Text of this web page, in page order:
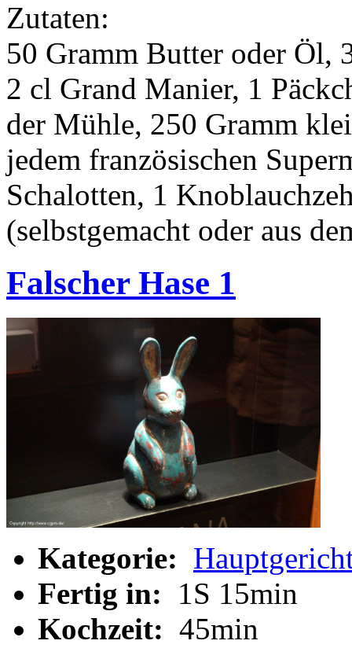
Zutaten:
50 Gramm Butter oder Öl,
2 cl Grand Manier, 1
der Mühle, 250 Gramm
jedem französischen
Schalotten, 1
(selbstgemacht oder aus
Falscher Hase 1
Kategorie:
Fertig in:
1S 15min
Kochzeit: 45min